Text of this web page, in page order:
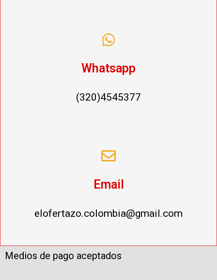
Whatsapp
(320)4545377
Email
elofertazo.colombia@gmail.com
Medios de pago aceptados